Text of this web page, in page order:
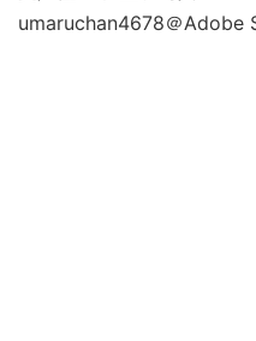
umaruchan4678＠Adobe